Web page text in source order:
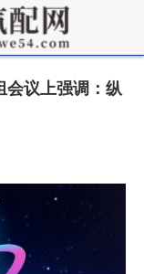
会议上强调：纵